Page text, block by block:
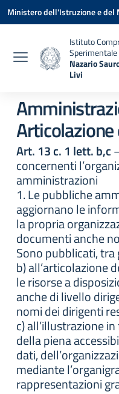
Vai ai contenuti
Vai al menu di navigazione
Vai al footer
Ministero dell'Istruzione e del
Istituto
Sperimentale
Nazario
Livi
Art. 13 c. 1 lett. b,c
concernenti
amministrazioni
1. Le pubbliche
aggiornano le
la propria
documenti anche
Sono pubblicati,
b) all’articolazione
le risorse a
anche di livello
nomi dei dirigenti
c) all’illustrazione
della piena
dati,
mediante
rappresentazioni